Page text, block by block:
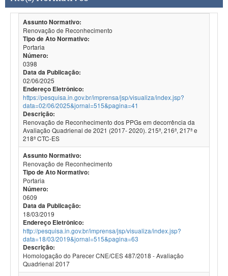
Assunto Normativo:
Renovação de Reconhecimento
Tipo de Ato Normativo:
Portaria
Número:
0398
Data da Publicação:
02/06/2025
Endereço Eletrônico:
https://pesquisa.in.gov.br/imprensa/jsp/visualiza/index.jsp?
data=02/06/2025&jornal=515&pagina=41
Descrição:
Renovação de Reconhecimento dos PPGs em decorrência da
Avaliação Quadrienal de 2021 (2017- 2020). 215ª, 216ª, 217ª e
218ª CTC-ES
Assunto Normativo:
Renovação de Reconhecimento
Tipo de Ato Normativo:
Portaria
Número:
0609
Data da Publicação:
18/03/2019
Endereço Eletrônico:
http://pesquisa.in.gov.br/imprensa/jsp/visualiza/index.jsp?
data=18/03/2019&jornal=515&pagina=63
Descrição:
Homologação do Parecer CNE/CES 487/2018 - Avaliação
Quadrienal 2017